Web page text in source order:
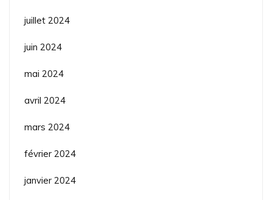
juillet 2024
juin 2024
mai 2024
avril 2024
mars 2024
février 2024
janvier 2024